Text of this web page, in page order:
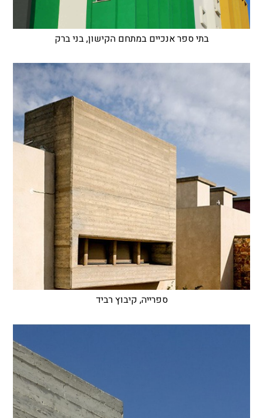
בתי ספר אנכיים במתחם הקישון, בני ברק
ספרייה, קיבוץ רביד